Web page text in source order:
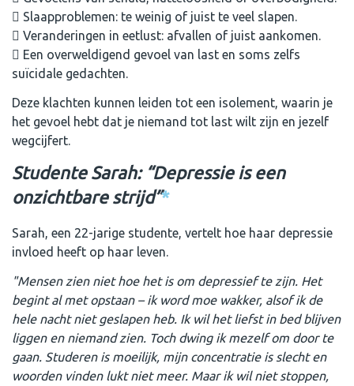
Slaapproblemen: te weinig of juist te veel slapen.
Veranderingen in eetlust: afvallen of juist aankomen.
Een overweldigend gevoel van last en soms zelfs
suïcidale gedachten.
Deze klachten kunnen leiden tot een isolement, waarin je
het gevoel hebt dat je niemand tot last wilt zijn en jezelf
wegcijfert.
Studente Sarah: “Depressie is een
onzichtbare strijd”*
Sarah, een 22-jarige studente, vertelt hoe haar depressie
invloed heeft op haar leven.
"Mensen zien niet hoe het is om depressief te zijn. Het
begint al met opstaan – ik word moe wakker, alsof ik de
hele nacht niet geslapen heb. Ik wil het liefst in bed blijven
liggen en niemand zien. Toch dwing ik mezelf om door te
gaan. Studeren is moeilijk, mijn concentratie is slecht en
woorden vinden lukt niet meer. Maar ik wil niet stoppen,